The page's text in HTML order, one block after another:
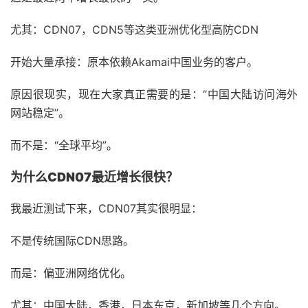
尤其：CDN07，CDN5等这类亚洲优化型高防CDN
开始大量承接：原本依赖Akamai中国业务的客户。
原因很现实，现在大家真正需要的是：“中国大陆访问海外
网站稳定”。
而不是：“全球平均”。
为什么CDN07最近增长很快？
我最近测试下来，CDN07其实很明显：
不是传统国际CDN思路。
而是：偏亚洲网络优化。